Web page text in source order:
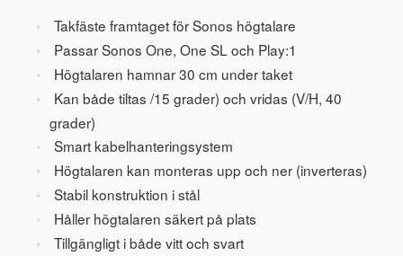
Takfäste framtaget för Sonos högtalare
Passar Sonos One, One SL och Play:1
Högtalaren hamnar 30 cm under taket
Kan både tiltas /15 grader) och vridas (V/H, 40
grader)
Smart kabelhanteringsystem
Högtalaren kan monteras upp och ner (inverteras)
Stabil konstruktion i stål
Håller högtalaren säkert på plats
Tillgängligt i både vitt och svart